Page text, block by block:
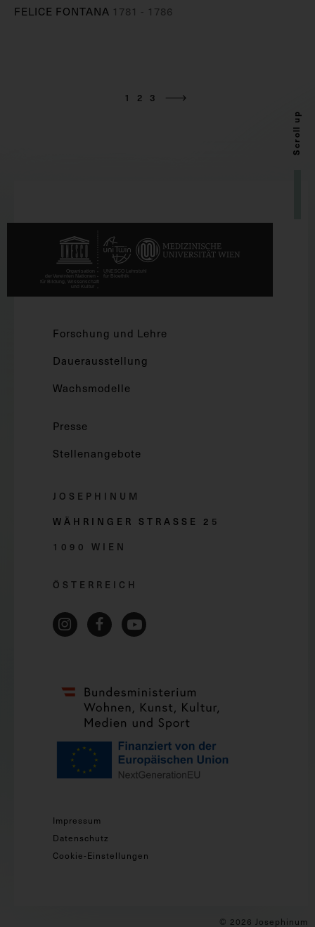
FELICE FONTANA 1781 - 1786
1 2 3
Scroll up
Forschung und Lehre
Dauerausstellung
Wachsmodelle
Presse
Stellenangebote
JOSEPHINUM
WÄHRINGER STRASSE 2 5
1090 WIEN
ÖSTERREICH
Impressum
Datenschutz
Cookie-Einstellungen
© 2026 Josephinum